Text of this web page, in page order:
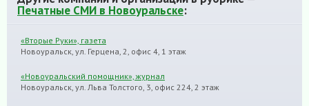
Печатные СМИ в Новоуральске:
«Вторые Руки», газета
Новоуральск, ул. Герцена, 2, офис 4, 1 этаж
«Новоуральский помощник», журнал
Новоуральск, ул. Льва Толстого, 3, офис 224, 2 этаж